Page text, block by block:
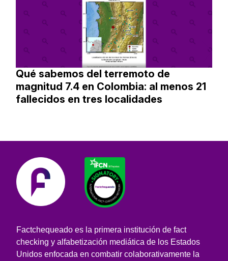
Qué sabemos del terremoto de
magnitud 7.4 en Colombia: al menos 21
fallecidos en tres localidades
Factchequeado es la primera institución de fact
checking y alfabetización mediática de los Estados
Unidos enfocada en combatir colaborativamente la